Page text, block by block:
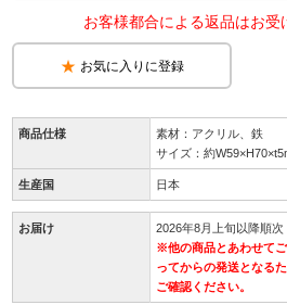
お客様都合による返品はお受
お気に入りに登録
商品仕様
素材：アクリル、鉄
サイズ：約
生産国 日本
お届け
2026年8月上旬以降順次
※他の商品とあわせて
ってからの発送となる
ご確認ください。